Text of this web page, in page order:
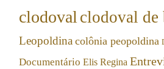
clodoval clodoval de
Leopoldina colônia peopoldina
Documentário Elis Regina